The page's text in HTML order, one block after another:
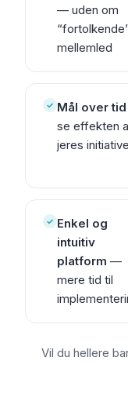
— uden om
mellemled
✓ Mål over tid
se effekten
jeres
✓ Enkel og
intuitiv
platform —
mere tid til
Vil du hellere